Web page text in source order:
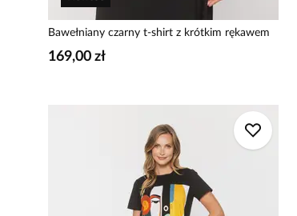
Bawełniany czarny t-shirt z krótkim rękawem
169,00 zł